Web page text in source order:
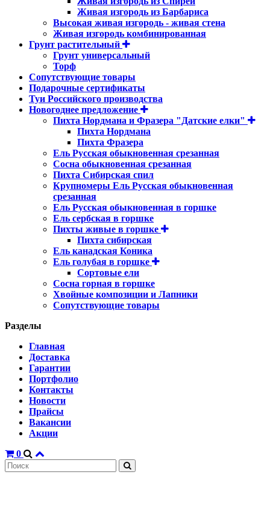
Живая изгородь из Барбариса
Высокая живая изгородь - живая стена
Живая изгородь комбинированная
Грунт растительный
Грунт универсальный
Торф
Сопутствующие товары
Подарочные сертификаты
Туи Российского производства
Новогоднее предложение
Пихта Нордмана и Фразера "Датские елки"
Пихта Нордмана
Пихта Фразера
Ель Русская обыкновенная срезанная
Сосна обыкновенная срезанная
Пихта Сибирская спил
Крупномеры Ель Русская обыкновенная
срезанная
Ель Русская обыкновенная в горшке
Ель сербская в горшке
Пихты живые в горшке
Пихта сибирская
Ель канадская Коника
Ель голубая в горшке
Сортовые ели
Сосна горная в горшке
Хвойные композиции и Лапники
Сопутствующие товары
Разделы
Главная
Доставка
Гарантии
Портфолио
Контакты
Новости
Прайсы
Вакансии
Акции
0